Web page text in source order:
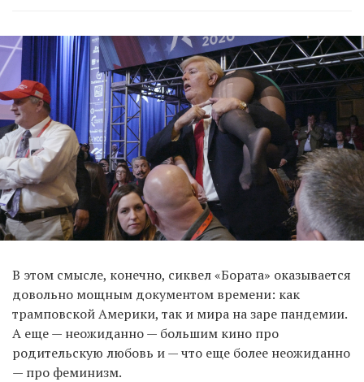
В этом смысле, конечно, сиквел «Бората» оказывается
довольно мощным документом времени: как
трамповской Америки, так и мира на заре пандемии.
А еще — неожиданно — большим кино про
родительскую любовь и — что еще более неожиданно
— про феминизм.